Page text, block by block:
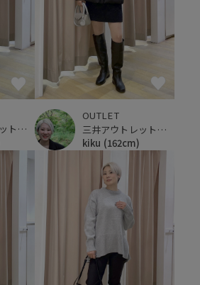
三井アウトレットパーク 仙台港
OUTLET
三井アウトレットパーク 仙台港
kiku (162cm)